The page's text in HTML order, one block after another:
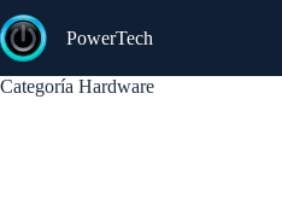
al
contenido
PowerTech
Categoría Hardware